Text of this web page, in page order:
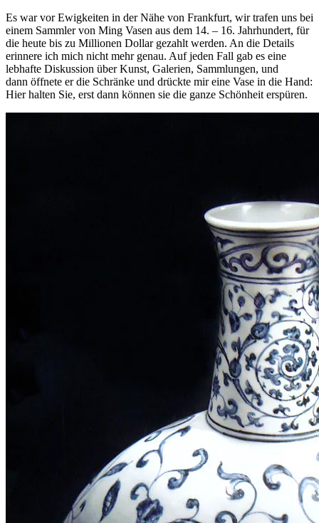
Es war vor Ewigkeiten in der Nähe von Frankfurt, wir trafen uns bei
einem Sammler von Ming Vasen aus dem 14. – 16. Jahrhundert, für
die heute bis zu Millionen Dollar gezahlt werden. An die Details
erinnere ich mich nicht mehr genau. Auf jeden Fall gab es eine
lebhafte Diskussion über Kunst, Galerien, Sammlungen, und
dann öffnete er die Schränke und drückte mir eine Vase in die Hand:
Hier halten Sie, erst dann können sie die ganze Schönheit erspüren.